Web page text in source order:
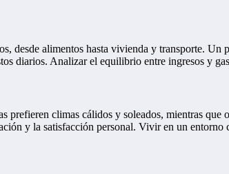
desde alimentos hasta vivienda y transporte.
diarios. Analizar el equilibrio entre ingresos y
prefieren climas cálidos y soleados, mientras
y la satisfacción personal. Vivir en un